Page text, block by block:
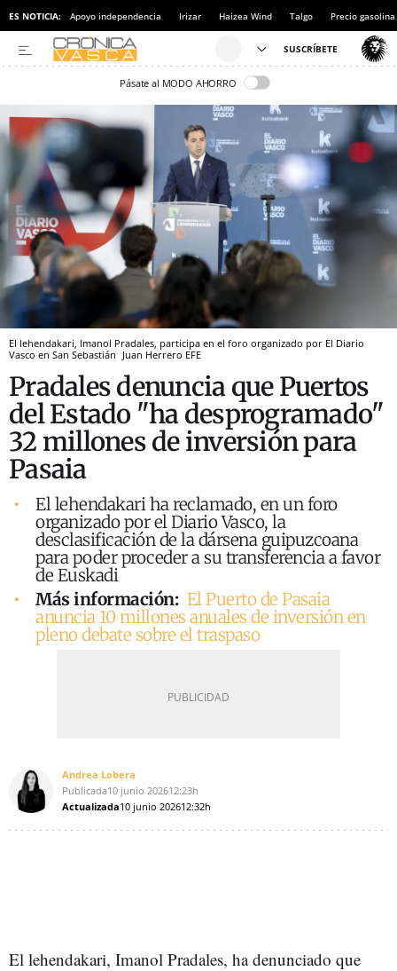
ES NOTICIA: Apoyo independencia Irizar Haizea Wind Talgo Precio gasolina
Pásate al MODO AHORRO
El lehendakari, Imanol Pradales, participa en el foro organizado por El Diario
Vasco en San Sebastián Juan Herrero EFE
Pradales denuncia que Puertos
del Estado "ha desprogramado"
32 millones de inversión para
Pasaia
El lehendakari ha reclamado, en un foro
organizado por el Diario Vasco, la
desclasificación de la dársena guipuzcoana
para poder proceder a su transferencia a favor
de Euskadi
Más información: El Puerto de Pasaia
anuncia 10 millones anuales de inversión en
pleno debate sobre el traspaso
Andrea Lobera
Publicada10 junio 202612:23h
Actualizada10 junio 202612:32h
El lehendakari, Imanol Pradales, ha denunciado que